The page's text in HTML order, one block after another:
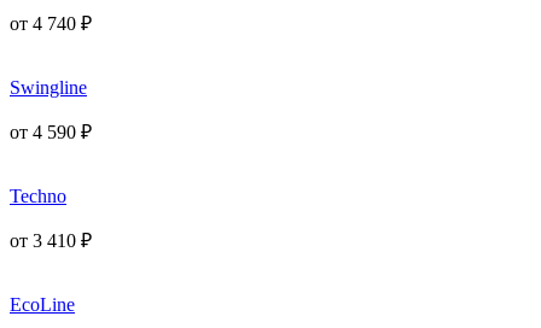
от 4 740 ₽
Swingline
от 4 590 ₽
Techno
от 3 410 ₽
EcoLine